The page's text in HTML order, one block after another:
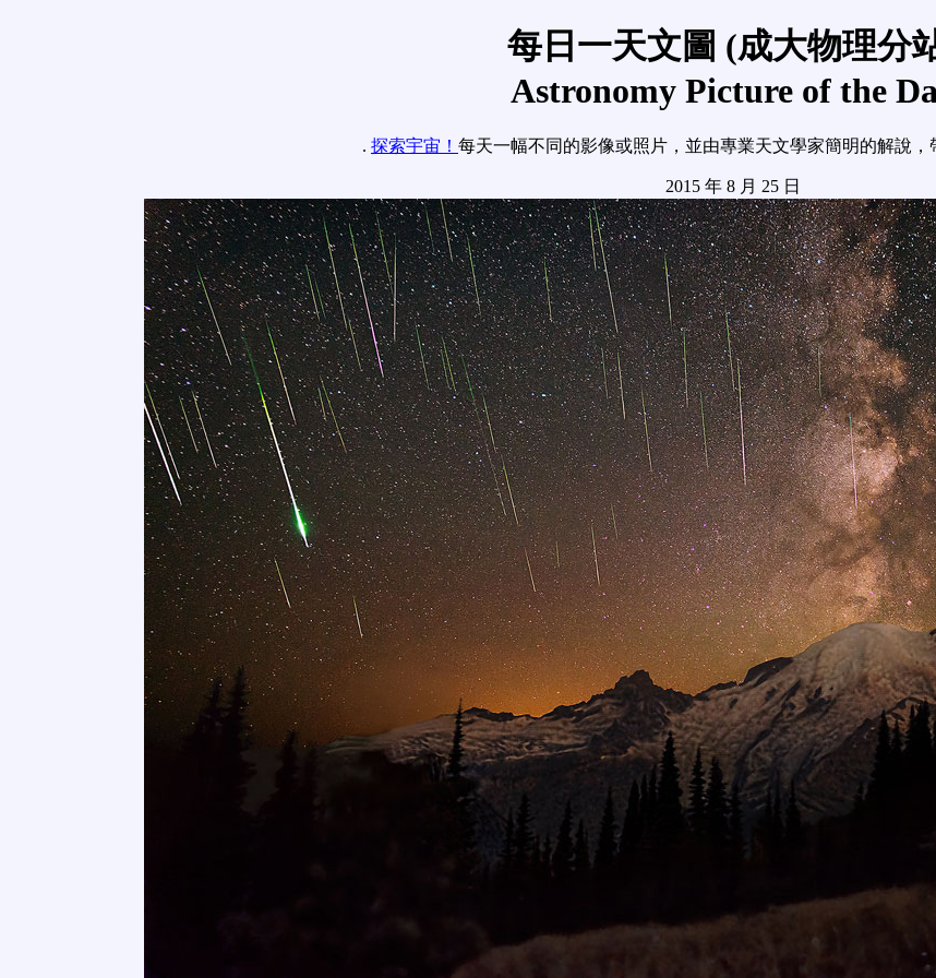
每日一天文圖 (成大物理分
Astronomy Picture of the
. 探索宇宙！ 每天一幅不同的影像或照片，並由專業天文學家簡明的解說，
2015 年 8 月 25 日